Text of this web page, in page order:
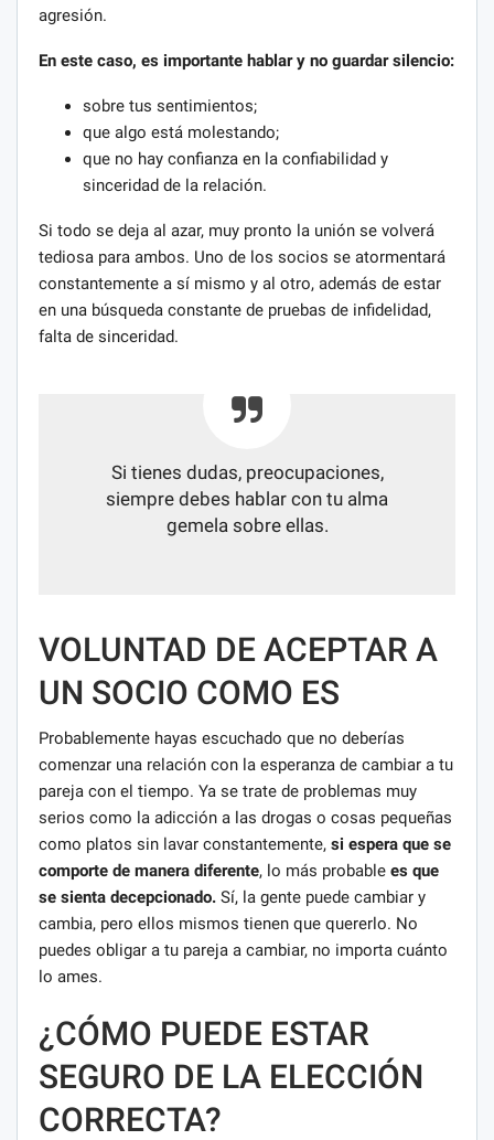
agresión.
En este caso, es importante hablar y no guardar silencio:
sobre tus sentimientos;
que algo está molestando;
que no hay confianza en la confiabilidad y
sinceridad de la relación.
Si todo se deja al azar, muy pronto la unión se volverá
tediosa para ambos. Uno de los socios se atormentará
constantemente a sí mismo y al otro, además de estar
en una búsqueda constante de pruebas de infidelidad,
falta de sinceridad.
Si tienes dudas, preocupaciones,
siempre debes hablar con tu alma
gemela sobre ellas.
VOLUNTAD DE ACEPTAR A
UN SOCIO COMO ES
Probablemente hayas escuchado que no deberías
comenzar una relación con la esperanza de cambiar a tu
pareja con el tiempo. Ya se trate de problemas muy
serios como la adicción a las drogas o cosas pequeñas
como platos sin lavar constantemente, si espera que se
comporte de manera diferente, lo más probable es que
se sienta decepcionado. Sí, la gente puede cambiar y
cambia, pero ellos mismos tienen que quererlo. No
puedes obligar a tu pareja a cambiar, no importa cuánto
lo ames.
¿CÓMO PUEDE ESTAR
SEGURO DE LA ELECCIÓN
CORRECTA?